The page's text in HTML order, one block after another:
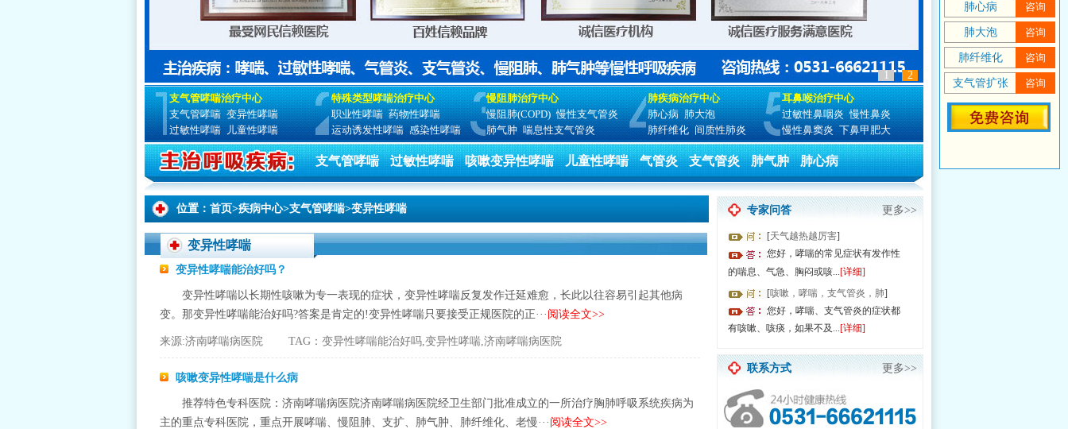
1
2
支气管哮喘治疗中心
支气管哮喘 变异性哮喘
过敏性哮喘 儿童性哮喘
特殊类型哮喘治疗中心
职业性哮喘 药物性哮喘
运动诱发性哮喘 感染性哮喘
慢阻肺治疗中心
慢阻肺(COPD) 慢性支气管炎
肺气肿 喘息性支气管炎
肺疾病治疗中心
肺心病 肺大泡
肺纤维化 间质性肺炎
耳鼻喉治疗中心
过敏性鼻咽炎 慢性鼻炎
慢性鼻窦炎 下鼻甲肥大
支气管哮喘 过敏性哮喘 咳嗽变异性哮喘 儿童性哮喘 气管炎 支气管炎 肺气肿 肺心病
位置： 首页>疾病中心>支气管哮喘>变异性哮喘
变异性哮喘
变异性哮喘能治好吗？
变异性哮喘以长期性咳嗽为专一表现的症状，变异性哮喘反复发作迁延难愈，长此以往容易引起其他病
变。那变异性哮喘能治好吗?答案是肯定的!变异性哮喘只要接受正规医院的正··· 阅读全文>>
来源:济南哮喘病医院 TAG：变异性哮喘能治好吗,变异性哮喘,济南哮喘病医院
咳嗽变异性哮喘是什么病
推荐特色专科医院：济南哮喘病医院济南哮喘病医院经卫生部门批准成立的一所治疗胸肺呼吸系统疾病为
主的重点专科医院，重点开展哮喘、慢阻肺、支扩、肺气肿、肺纤维化、老慢··· 阅读全文>>
专家问答 更多>>
[天气越热越厉害]
您好，哮喘的常见症状有发作性
的喘息、气急、胸闷或咳... [详细]
[咳嗽，哮喘，支气管炎，肺]
您好，哮喘、支气管炎的症状都
有咳嗽、咳痰，如果不及...[详细]
联系方式 更多>>
肺心病 咨询
肺大泡 咨询
肺纤维化 咨询
支气管扩张 咨询
肺心病 咨询
肺大泡 咨询
肺纤维化 咨询
支气管扩张 咨询